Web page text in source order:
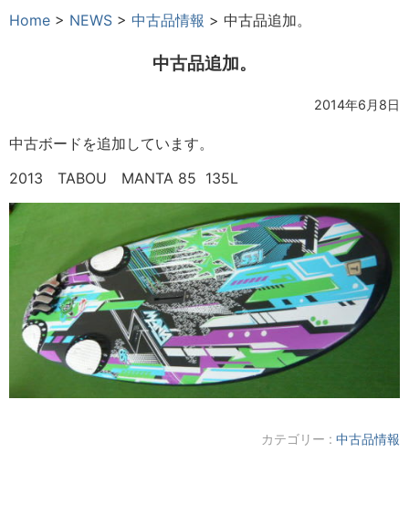
Home > NEWS > 中古品情報 > 中古品追加。
中古品追加。
2014年6月8日
中古ボードを追加しています。
2013 TABOU MANTA 85 135L
カテゴリー : 中古品情報